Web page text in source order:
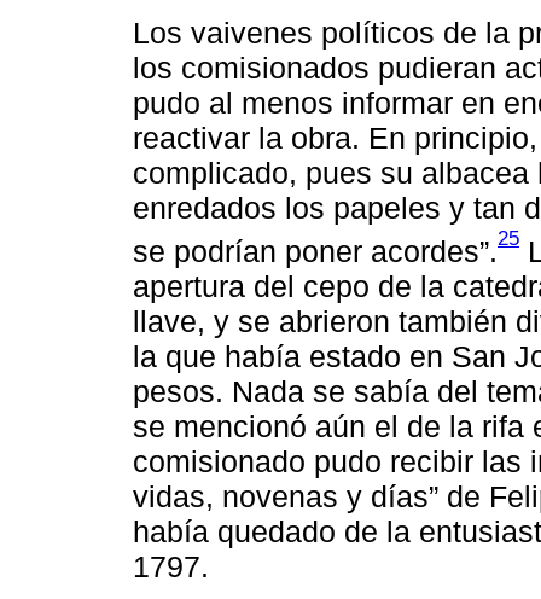
Los vaivenes políticos de la
los comisionados pudieran
pudo al menos informar en
reactivar la obra. En
complicado, pues su albacea
enredados los papeles y tan
se podrían poner acordes”.25
apertura del cepo de la
llave, y se abrieron también
la que había estado en San
pesos. Nada se sabía del
se mencionó aún el de la rifa
comisionado pudo recibir las
vidas, novenas y días” de
había quedado de la
1797.